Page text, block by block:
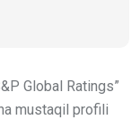
Global Ratings”
mustaqil profili